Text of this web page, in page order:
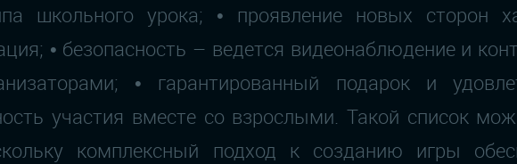
школьного урока; • проявление новых сторон
• безопасность – ведется видеонаблюдение и
• гарантированный подарок и
участия вместе со взрослыми. Такой список
комплексный подход к созданию игры